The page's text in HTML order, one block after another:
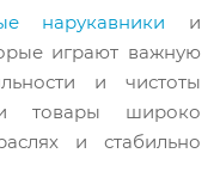
нарукавники и
играют важную
и чистоты
товары широко
и стабильно